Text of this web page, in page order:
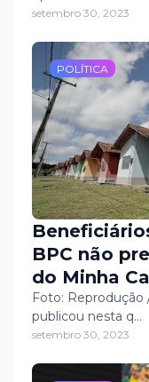
do Bom
"Setembro
é dedicada
luta pela
pessoas
objetivo de
dessa
deste mês.
setembro 30, 2023
POLÍTICA
BPC não
do Minha
Foto: Reprodução
publicou nesta q…
setembro 30, 2023